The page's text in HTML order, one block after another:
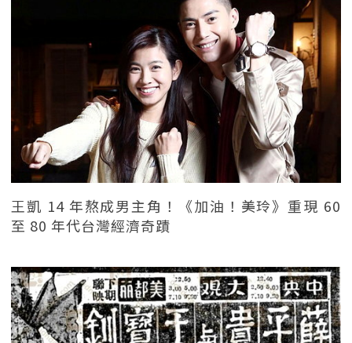
王凱 14 年熬成男主角！《加油！美玲》重現 60
至 80 年代台灣經濟奇蹟